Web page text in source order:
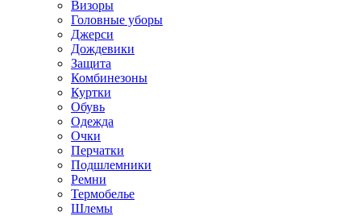
Визоры
Головные уборы
Джерси
Дождевики
Защита
Комбинезоны
Куртки
Обувь
Одежда
Очки
Перчатки
Подшлемники
Ремни
Термобелье
Шлемы